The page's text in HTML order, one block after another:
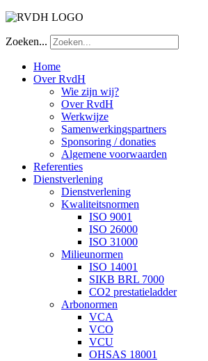
Zoeken...
Home
Over RvdH
Wie zijn wij?
Over RvdH
Werkwijze
Samenwerkingspartners
Sponsoring / donaties
Algemene voorwaarden
Referenties
Dienstverlening
Dienstverlening
Kwaliteitsnormen
ISO 9001
ISO 26000
ISO 31000
Milieunormen
ISO 14001
SIKB BRL 7000
CO2 prestatieladder
Arbonormen
VCA
VCO
VCU
OHSAS 18001